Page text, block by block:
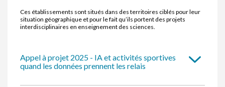
Ces établissements sont situés dans des territoires ciblés pour leur
situation géographique et pour le fait qu’ils portent des projets
interdisciplinaires en enseignement des sciences.
Appel à projet 2025 - IA et activités sportives
quand les données prennent les relais